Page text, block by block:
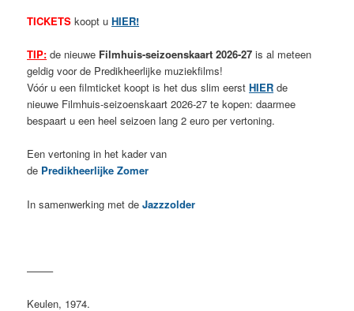
TICKETS koopt uHIER!
TIP: de nieuwe Filmhuis-seizoenskaart 2026-27 is al meteen
geldig voor de Predikheerlijke muziekfilms!
Vóór u een filmticket koopt is het dus slim eerstHIER de
nieuwe Filmhuis-seizoenskaart 2026-27 te kopen: daarmee
bespaart u een heel seizoen lang 2 euro per vertoning.
Een vertoning in het kader van
de Predikheerlijke Zomer
In samenwerking met deJazzzolder
——–
Keulen, 1974.